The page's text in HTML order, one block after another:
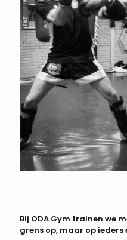
Bij ODA Gym trainen we
grens op, maar op ieders